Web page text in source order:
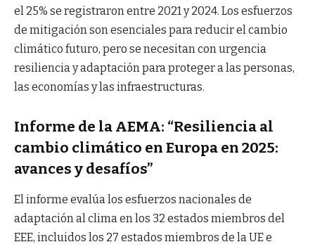
el 25% se registraron entre 2021 y 2024. Los esfuerzos
de mitigación son esenciales para reducir el cambio
climático futuro, pero se necesitan con urgencia
resiliencia y adaptación para proteger a las personas,
las economías y las infraestructuras.
Informe de la AEMA: “Resiliencia al
cambio climático en Europa en 2025:
avances y desafíos”
El informe evalúa los esfuerzos nacionales de
adaptación al clima en los 32 estados miembros del
EEE, incluidos los 27 estados miembros de la UE e